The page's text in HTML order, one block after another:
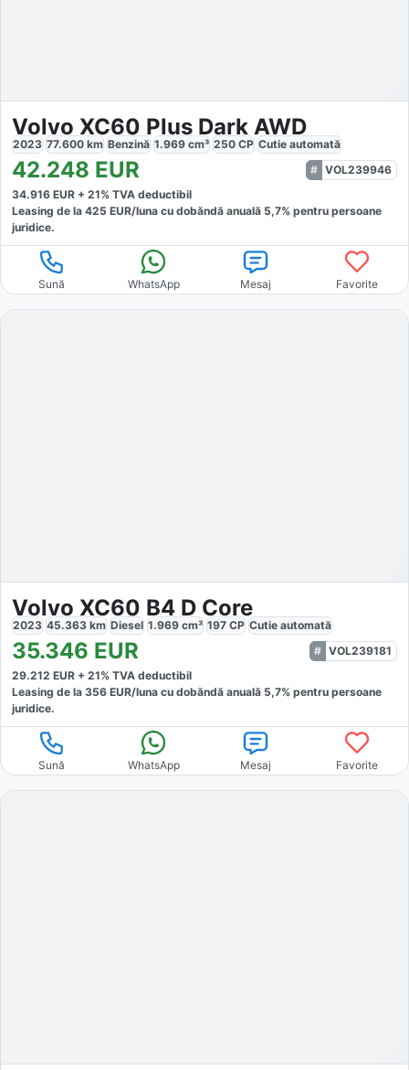
Volvo XC60 Plus Dark AWD
2023 77.600 km Benzină 1.969 cm³ 250 CP Cutie automată
42.248 EUR
VOL239946
34.916 EUR + 21% TVA deductibil
Leasing de la 425 EUR/luna cu dobăndă anuală 5,7% pentru persoane
juridice.
Sună WhatsApp Mesaj Favorite
Volvo XC60 B4 D Core
2023 45.363 km Diesel 1.969 cm³ 197 CP Cutie automată
35.346 EUR
VOL239181
29.212 EUR + 21% TVA deductibil
Leasing de la 356 EUR/luna cu dobăndă anuală 5,7% pentru persoane
juridice.
Sună WhatsApp Mesaj Favorite